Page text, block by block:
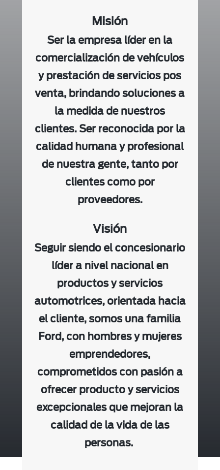
Misión
Ser la empresa líder en la
comercialización de vehículos
y prestación de servicios pos
venta, brindando soluciones a
la medida de nuestros
clientes. Ser reconocida por la
calidad humana y profesional
de nuestra gente, tanto por
clientes como por
proveedores.
Visión
Seguir siendo el concesionario
líder a nivel nacional en
productos y servicios
automotrices, orientada hacia
el cliente, somos una familia
Ford, con hombres y mujeres
emprendedores,
comprometidos con pasión a
ofrecer producto y servicios
excepcionales que mejoran la
calidad de la vida de las
personas.